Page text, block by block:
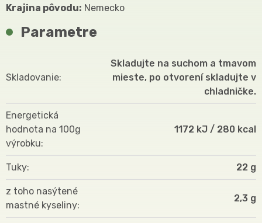
Krajina pôvodu: Nemecko
Parametre
Skladovanie
Skladujte na suchom a tmavom
mieste, po otvorení skladujte v
chladničke.
Energetická
hodnota na 100g
výrobku
1172 kJ / 280 kcal
Tuky 22 g
z toho nasýtené
mastné kyseliny
2,3 g